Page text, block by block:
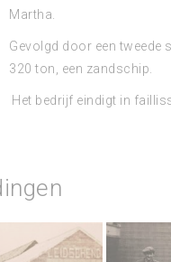
Martha.
Gevolgd door een tweede
320 ton, een zandschip.
Het bedrijf eindigt in